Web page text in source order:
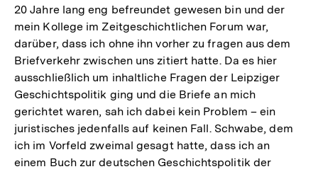
20 Jahre lang eng befreundet gewesen bin und der
mein Kollege im Zeitgeschichtlichen Forum war,
darüber, dass ich ohne ihn vorher zu fragen aus dem
Briefverkehr zwischen uns zitiert hatte. Da es hier
ausschließlich um inhaltliche Fragen der Leipziger
Geschichtspolitik ging und die Briefe an mich
gerichtet waren, sah ich dabei kein Problem – ein
juristisches jedenfalls auf keinen Fall. Schwabe, dem
ich im Vorfeld zweimal gesagt hatte, dass ich an
einem Buch zur deutschen Geschichtspolitik der